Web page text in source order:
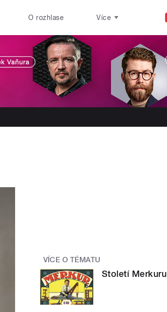
O rozhlase Více
VÍCE O TÉMATU
Století Merkuru